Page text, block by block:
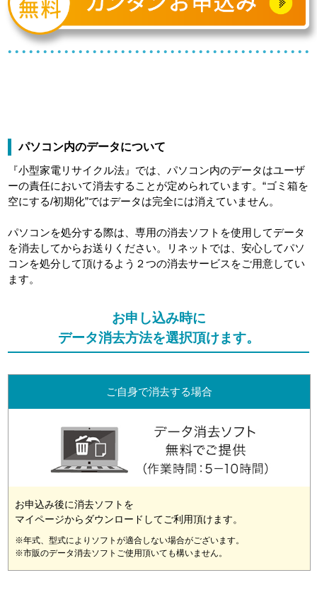
パソコン内のデータについて
『小型家電リサイクル法』では、パソコン内のデータはユーザ
ーの責任において消去することが定められています。“ゴミ箱を
空にする/初期化”ではデータは完全には消えていません。
パソコンを処分する際は、専用の消去ソフトを使用してデータ
を消去してからお送りください。リネットでは、安心してパソ
コンを処分して頂けるよう２つの消去サービスをご用意してい
ます。
お申し込み時に
データ消去方法を選択頂けます。
ご自身で消去する場合
お申込み後に消去ソフトを
マイページからダウンロードしてご利用頂けます。
※年式、型式によりソフトが適合しない場合がございます。
※市販のデータ消去ソフトご使用頂いても構いません。